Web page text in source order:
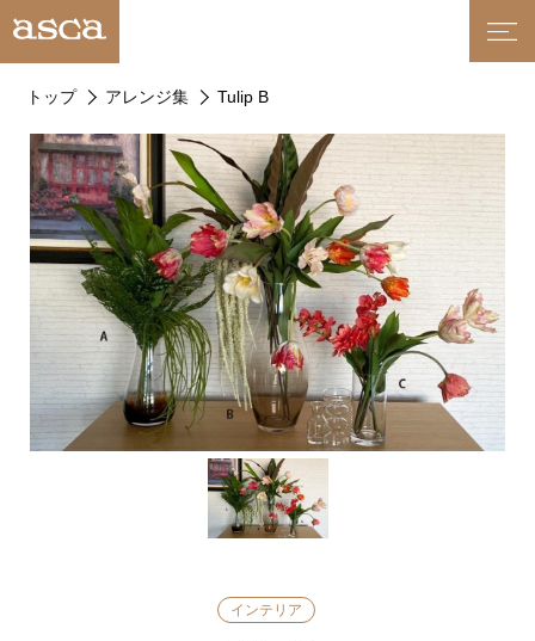
トップ アレンジ集 Tulip B
インテリア